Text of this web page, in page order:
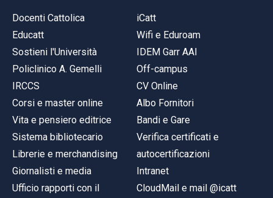
Docenti Cattolica
Educatt
Sostieni l'Università
Policlinico A. Gemelli
IRCCS
Corsi e master online
Vita e pensiero editrice
Sistema bibliotecario
Librerie e merchandising
Giornalisti e media
Ufficio rapporti con il
iCatt
Wifi e Eduroam
IDEM Garr AAI
Off-campus
CV Online
Albo Fornitori
Bandi e Gare
Verifica certificati e
autocertificazioni
Intranet
CloudMail e mail @icatt